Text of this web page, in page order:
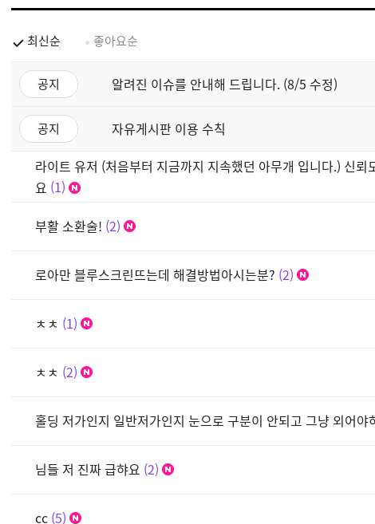
최신순 좋아요순
공지 알려진 이슈를 안내해 드립니다. (8/5 수정)
공지 자유게시판 이용 수칙
라이트 유저 (처음부터 지금까지 지속했던 아무개 입니다.) 신
요 1
부활 소환술! 2
로아만 블루스크린뜨는데 해결방법아시는분? 2
ㅊㅊ 1
ㅊㅊ 2
홀딩 저가인지 일반저가인지 눈으로 구분이 안되고 그냥 외어야
님들 저 진짜 급햐요 2
cc 5